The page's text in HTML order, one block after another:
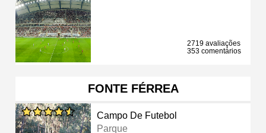
2719 avaliações
353 comentários
FONTE FÉRREA
Campo De Futebol
Parque